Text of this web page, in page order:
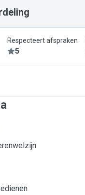
Respecteert afspraken
5